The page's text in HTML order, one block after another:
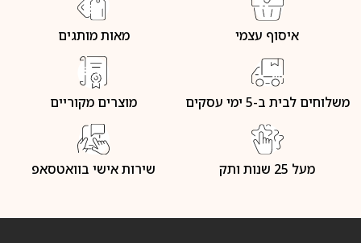
איסוף עצמי מאות מותגים
משלוחים לבית ב-5 ימי עסקים מוצרים מקוריים
מעל 25 שנות ותק שירות אישי בוואטסאפ